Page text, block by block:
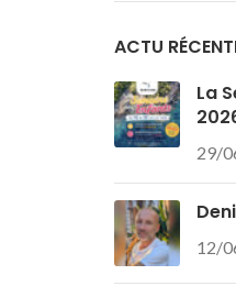
ACTU
La
29/
12/